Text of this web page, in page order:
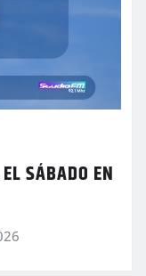
SÁBADO EN